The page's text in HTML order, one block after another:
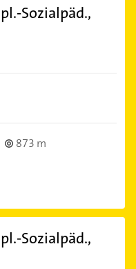
Sozialpäd.,
873 m
Sozialpäd.,